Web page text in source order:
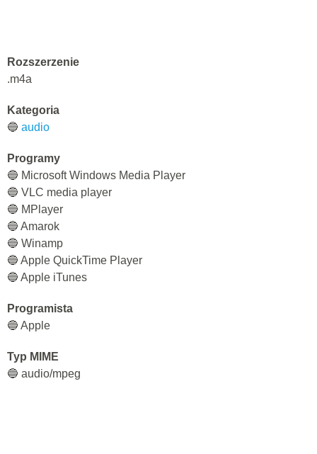
Rozszerzenie
.m4a
Kategoria
🔵 audio
Programy
🔵 Microsoft Windows Media Player
🔵 VLC media player
🔵 MPlayer
🔵 Amarok
🔵 Winamp
🔵 Apple QuickTime Player
🔵 Apple iTunes
Programista
🔵 Apple
Typ MIME
🔵 audio/mpeg